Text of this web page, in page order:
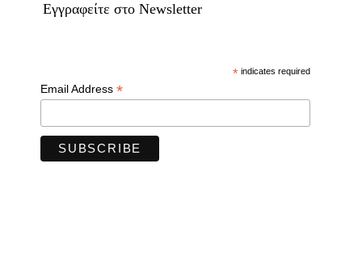
Eγγραφείτε στο Newsletter
* indicates required
Email Address *